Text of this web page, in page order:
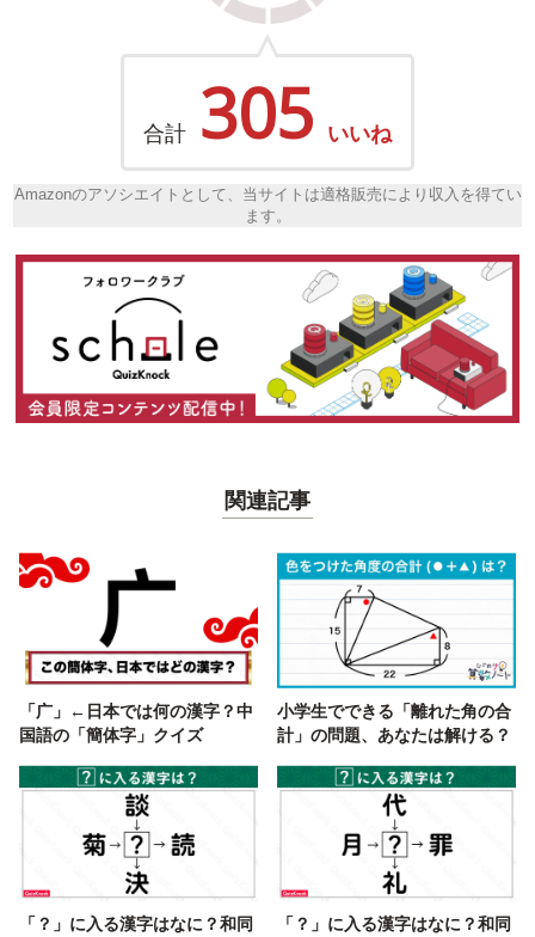
合計 305 いいね
Amazonのアソシエイトとして、当サイトは適格販売により収入を得てい
ます。
関連記事
「广」←日本では何の漢字？中
国語の「簡体字」クイズ
小学生でできる「離れた角の合
計」の問題、あなたは解ける？
「？」に入る漢字はなに？和同
「？」に入る漢字はなに？和同